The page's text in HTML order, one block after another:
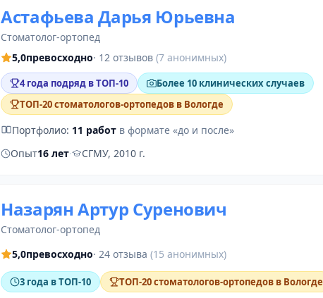
Астафьева Дарья Юрьевна
стоматолог-ортопед
5,0превосходно· 12 отзывов (7 анонимных)
4 года подряд в ТОП-10
Более 10 клинических случаев
ТОП-20 стоматологов-ортопедов в Вологде
Портфолио: 11 работ в формате «до и после»
Опыт16 лет· СГМУ, 2010 г.
Назарян Артур Суренович
стоматолог-ортопед
5,0превосходно· 24 отзыва (15 анонимных)
3 года в ТОП-10 ТОП-20 стоматологов-ортопедов в Вологде